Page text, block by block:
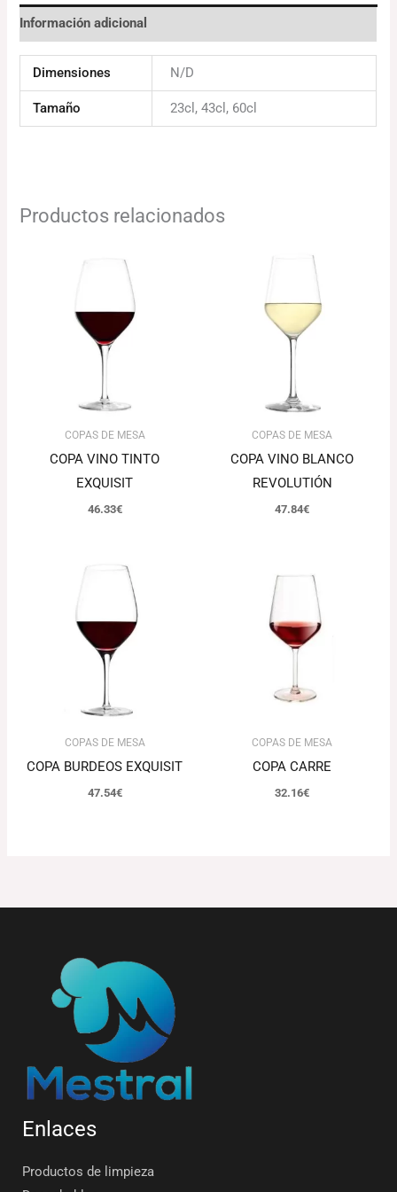
Información adicional
Dimensiones N/D
Tamaño 23cl, 43cl, 60cl
Productos relacionados
COPAS DE MESA
COPA VINO TINTO
EXQUISIT
46.33€
COPAS DE MESA
COPA VINO BLANCO
REVOLUTIÓN
47.84€
COPAS DE MESA
COPA BURDEOS EXQUISIT
47.54€
COPAS DE MESA
COPA CARRE
32.16€
Enlaces
Productos de limpieza